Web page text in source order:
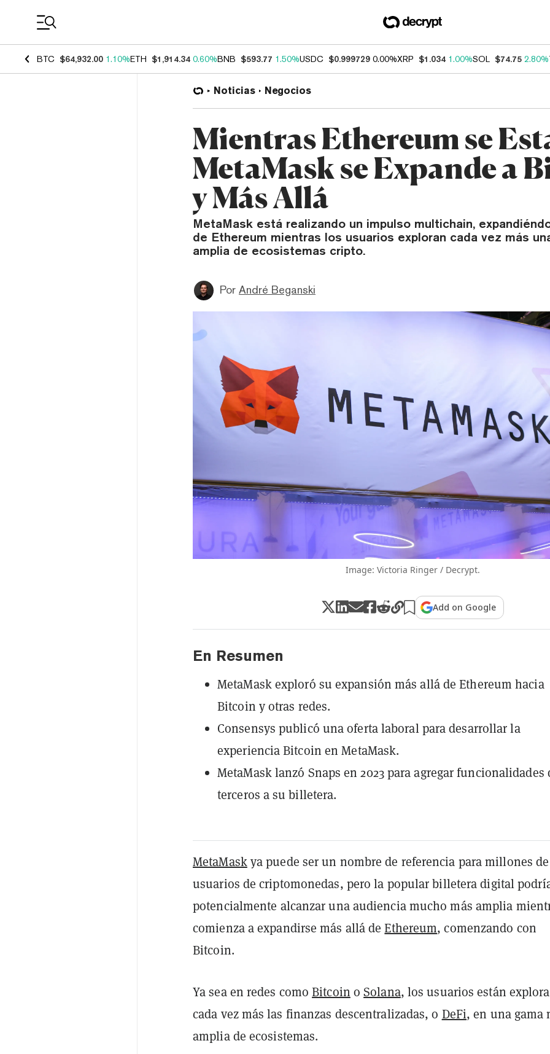
BTC $64,932.00 1.10%ETH $1,914.34 0.60%BNB $593.77 1.50%USDC $0.999729 0.00%XRP $1.034 1.00%SOL $74.75 2.80%
Noticias Negocios
Mientras Ethereum se
MetaMask se Expande a
y Más Allá
MetaMask está realizando un impulso multichain,
de Ethereum mientras los usuarios exploran cada vez más
amplia de ecosistemas cripto.
Por André Beganski
Image: Victoria Ringer / Decrypt.
Add on Google
En Resumen
MetaMask exploró su expansión más allá de Ethereum hacia
Bitcoin y otras redes.
Consensys publicó una oferta laboral para desarrollar la
experiencia Bitcoin en MetaMask.
MetaMask lanzó Snaps en 2023 para agregar funcionalidades
terceros a su billetera.
MetaMaskya puede ser un nombre de referencia para millones de
usuarios de criptomonedas, pero la popular billetera digital
potencialmente alcanzar una audiencia mucho más amplia
comienza a expandirse más allá deEthereum, comenzando con
Bitcoin.
Ya sea en redes comoBitcoin oSolana, los usuarios están
cada vez más las finanzas descentralizadas, o DeFi, en una gama
amplia de ecosistemas.